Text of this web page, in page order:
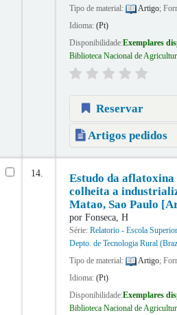
Tipo de material:
Artigo;
Idioma: (Pt)
Disponibilidade:Exemplares
Biblioteca Nacional de
Reservar
Artigos pedidos
14.
Estudo da aflatoxina
colheita a
Matao, Sao Paulo
por Fonseca, H
Série: Relatorio - Escola
Depto. de Tecnologia Rural
Tipo de material:
Artigo;
Idioma: (Pt)
Disponibilidade:Exemplares
Biblioteca Nacional de